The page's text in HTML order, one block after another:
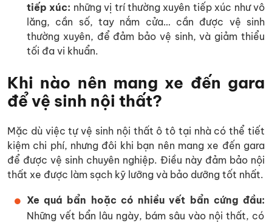
tiếp xúc: những vị trí thường xuyên tiếp xúc như vô
lăng, cần số, tay nắm cửa… cần được vệ sinh
thường xuyên, để đảm bảo vệ sinh, và giảm thiểu
tối đa vi khuẩn.
Khi nào nên mang xe đến gara
để vệ sinh nội thất?
Mặc dù việc tự vệ sinh nội thất ô tô tại nhà có thể tiết
kiệm chi phí, nhưng đôi khi bạn nên mang xe đến gara
để được vệ sinh chuyên nghiệp. Điều này đảm bảo nội
thất xe được làm sạch kỹ lưỡng và bảo dưỡng tốt nhất.
Xe quá bẩn hoặc có nhiều vết bẩn cứng đầu:
Những vết bẩn lâu ngày, bám sâu vào nội thất, có